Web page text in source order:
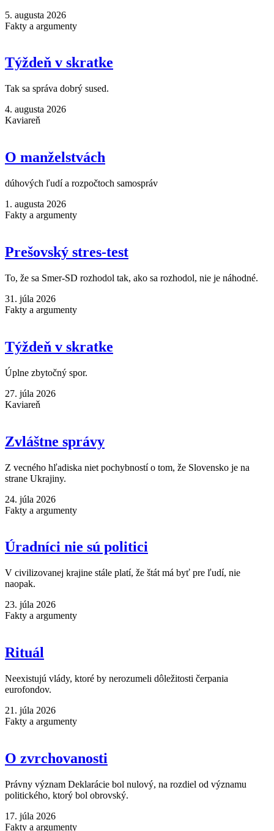
5. augusta 2026
Fakty a argumenty
Týždeň v skratke
Tak sa správa dobrý sused.
4. augusta 2026
Kaviareň
O manželstvách
dúhových ľudí a rozpočtoch samospráv
1. augusta 2026
Fakty a argumenty
Prešovský stres-test
To, že sa Smer-SD rozhodol tak, ako sa rozhodol, nie je náhodné.
31. júla 2026
Fakty a argumenty
Týždeň v skratke
Úplne zbytočný spor.
27. júla 2026
Kaviareň
Zvláštne správy
Z vecného hľadiska niet pochybností o tom, že Slovensko je na
strane Ukrajiny.
24. júla 2026
Fakty a argumenty
Úradníci nie sú politici
V civilizovanej krajine stále platí, že štát má byť pre ľudí, nie
naopak.
23. júla 2026
Fakty a argumenty
Rituál
Neexistujú vlády, ktoré by nerozumeli dôležitosti čerpania
eurofondov.
21. júla 2026
Fakty a argumenty
O zvrchovanosti
Právny význam Deklarácie bol nulový, na rozdiel od významu
politického, ktorý bol obrovský.
17. júla 2026
Fakty a argumenty